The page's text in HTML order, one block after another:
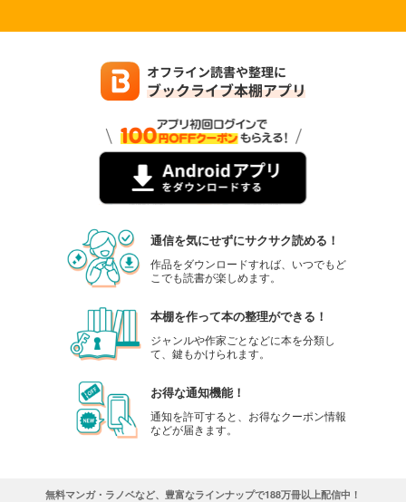
通信を気にせずにサクサク読める！
作品をダウンロードすれば、いつでもど
こでも読書が楽しめます。
本棚を作って本の整理ができる！
ジャンルや作家ごとなどに本を分類し
て、鍵もかけられます。
お得な通知機能！
通知を許可すると、お得なクーポン情報
などが届きます。
無料マンガ・ラノベなど、豊富なラインナップで188万冊以上配信中！